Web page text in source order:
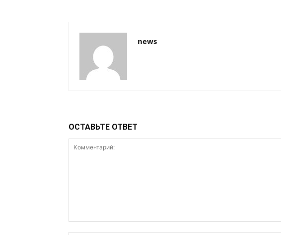
news
ОСТАВЬТЕ ОТВЕТ